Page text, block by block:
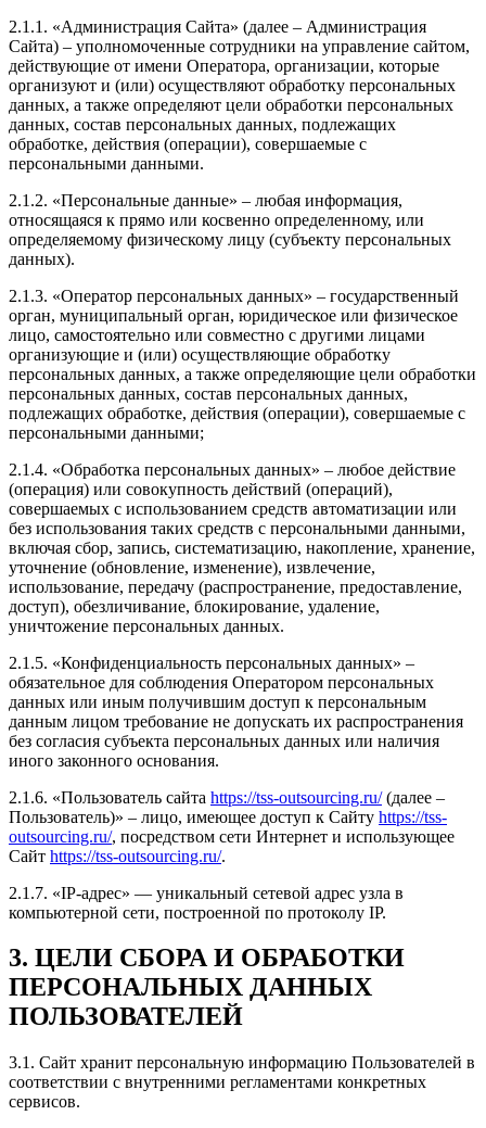
2.1.1. «Администрация Сайта» (далее – Администрация
Сайта) – уполномоченные сотрудники на управление сайтом,
действующие от имени Оператора, организации, которые
организуют и (или) осуществляют обработку персональных
данных, а также определяют цели обработки персональных
данных, состав персональных данных, подлежащих
обработке, действия (операции), совершаемые с
персональными данными.
2.1.2. «Персональные данные» – любая информация,
относящаяся к прямо или косвенно определенному, или
определяемому физическому лицу (субъекту персональных
данных).
2.1.3. «Оператор персональных данных» – государственный
орган, муниципальный орган, юридическое или физическое
лицо, самостоятельно или совместно с другими лицами
организующие и (или) осуществляющие обработку
персональных данных, а также определяющие цели обработки
персональных данных, состав персональных данных,
подлежащих обработке, действия (операции), совершаемые с
персональными данными;
2.1.4. «Обработка персональных данных» – любое действие
(операция) или совокупность действий (операций),
совершаемых с использованием средств автоматизации или
без использования таких средств с персональными данными,
включая сбор, запись, систематизацию, накопление, хранение,
уточнение (обновление, изменение), извлечение,
использование, передачу (распространение, предоставление,
доступ), обезличивание, блокирование, удаление,
уничтожение персональных данных.
2.1.5. «Конфиденциальность персональных данных» –
обязательное для соблюдения Оператором персональных
данных или иным получившим доступ к персональным
данным лицом требование не допускать их распространения
без согласия субъекта персональных данных или наличия
иного законного основания.
2.1.6. «Пользователь сайта https://tss-outsourcing.ru/(далее –
Пользователь)» – лицо, имеющее доступ к Сайту https://tss-
outsourcing.ru/, посредством сети Интернет и использующее
Сайт https://tss-outsourcing.ru/.
2.1.7. «IP-адрес» — уникальный сетевой адрес узла в
компьютерной сети, построенной по протоколу IP.
3. ЦЕЛИ СБОРА И ОБРАБОТКИ
ПЕРСОНАЛЬНЫХ ДАННЫХ
ПОЛЬЗОВАТЕЛЕЙ
3.1. Сайт хранит персональную информацию Пользователей в
соответствии с внутренними регламентами конкретных
сервисов.